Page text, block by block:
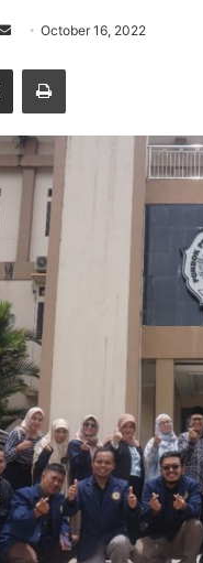
Send
email
October 16, 2022
Share via Email Print